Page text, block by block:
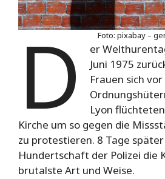
Foto: pixabay –
D
er
Juni 1975
Frauen sich
Lyon
Kirche um so gegen die
zu protestieren. 8 Tage
Hundertschaft der Polizei die
brutalste Art und Weise.